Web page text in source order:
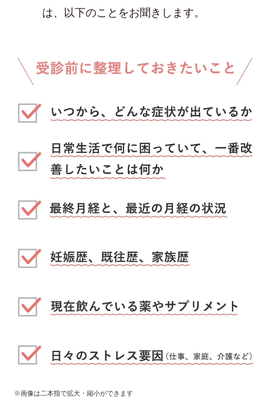
は、以下のことをお聞きします。
※画像は二本指で拡大・縮小ができます